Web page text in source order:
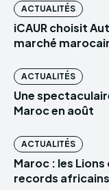
ACTUALITÉS
iCAUR choisit
marché
ACTUALITÉS
Une
Maroc en août
ACTUALITÉS
Maroc : les
records